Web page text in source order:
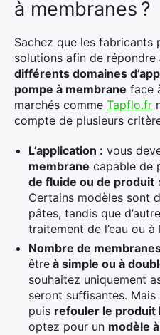
à membranes ?
Sachez que les fabricants
solutions afin de répondre
différents domaines
pompe à membrane face
marchés comme Tapflo.fr
compte de plusieurs
L’application : vous
membrane capable de
de fluide ou de produit
Certains modèles sont
pâtes, tandis que
traitement de l’eau ou à
Nombre de
être à simple ou à
souhaitez uniquement
seront suffisantes.
puis refouler le produit
optez pour un modèle